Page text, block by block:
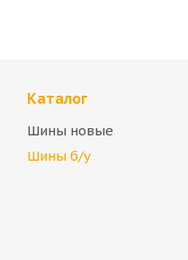
Каталог
Шины новые
Шины б/у